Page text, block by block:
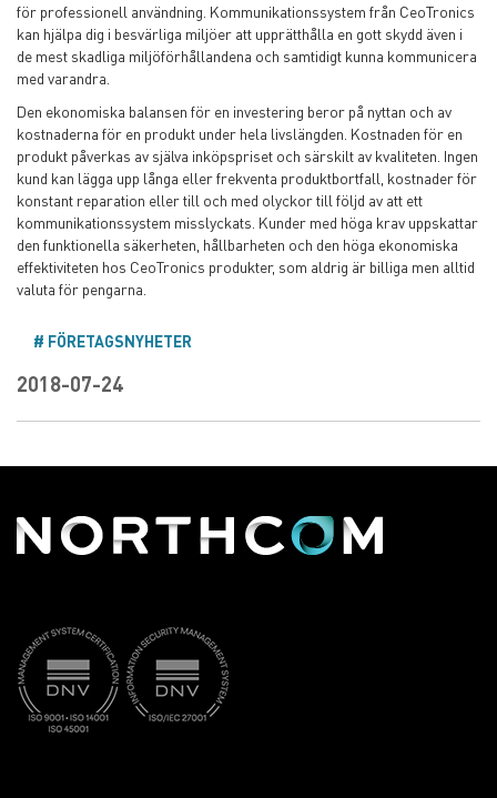
för professionell användning. Kommunikationssystem från CeoTronics
kan hjälpa dig i besvärliga miljöer att upprätthålla en gott skydd även i
de mest skadliga miljöförhållandena och samtidigt kunna kommunicera
med varandra.
Den ekonomiska balansen för en investering beror på nyttan och av
kostnaderna för en produkt under hela livslängden. Kostnaden för en
produkt påverkas av själva inköpspriset och särskilt av kvaliteten. Ingen
kund kan lägga upp långa eller frekventa produktbortfall, kostnader för
konstant reparation eller till och med olyckor till följd av att ett
kommunikationssystem misslyckats. Kunder med höga krav uppskattar
den funktionella säkerheten, hållbarheten och den höga ekonomiska
effektiviteten hos CeoTronics produkter, som aldrig är billiga men alltid
valuta för pengarna.
FÖRETAGSNYHETER
2018-07-24